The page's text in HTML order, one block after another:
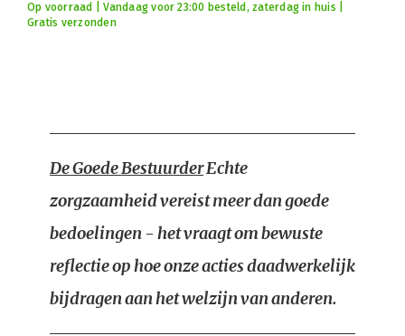
Op voorraad | Vandaag voor 23:00 besteld, zaterdag in huis |
Gratis verzonden
De Goede BestuurderEchte
zorgzaamheid vereist meer dan goede
bedoelingen - het vraagt om bewuste
reflectie op hoe onze acties daadwerkelijk
bijdragen aan het welzijn van anderen.